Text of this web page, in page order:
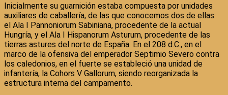
Inicialmente su guarnición estaba compuesta por unidades
auxiliares de caballería, de las que conocemos dos de ellas:
el Ala I Pannoniorum Sabiniana, procedente de la actual
Hungría, y el Ala I Hispanorum Asturum, procedente de las
tierras astures del norte de España. En el 208 d.C., en el
marco de la ofensiva del emperador Septimio Severo contra
los caledonios, en el fuerte se estableció una unidad de
infantería, la Cohors V Gallorum, siendo reorganizada la
estructura interna del campamento.